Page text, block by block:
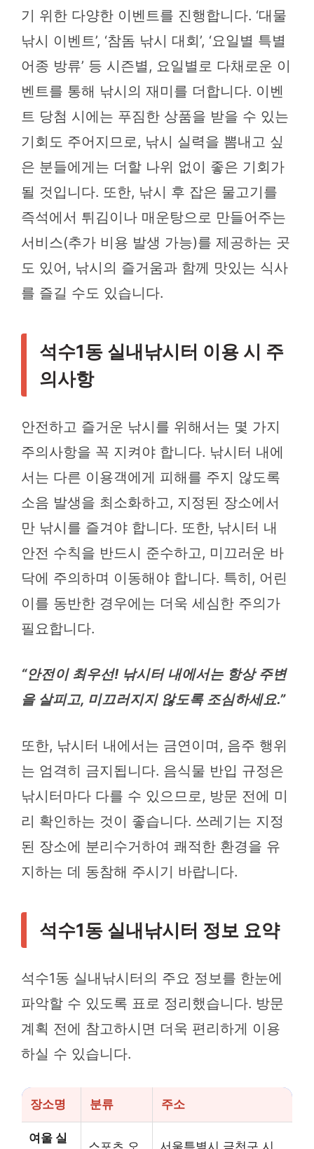
기 위한 다양한 이벤트를 진행합니다. ‘대물
낚시 이벤트’, ‘참돔 낚시 대회’, ‘요일별 특별
어종 방류’ 등 시즌별, 요일별로 다채로운 이
벤트를 통해 낚시의 재미를 더합니다. 이벤
트 당첨 시에는 푸짐한 상품을 받을 수 있는
기회도 주어지므로, 낚시 실력을 뽐내고 싶
은 분들에게는 더할 나위 없이 좋은 기회가
될 것입니다. 또한, 낚시 후 잡은 물고기를
즉석에서 튀김이나 매운탕으로 만들어주는
서비스(추가 비용 발생 가능)를 제공하는 곳
도 있어, 낚시의 즐거움과 함께 맛있는 식사
를 즐길 수도 있습니다.
석수1동 실내낚시터 이용 시 주
의사항
안전하고 즐거운 낚시를 위해서는 몇 가지
주의사항을 꼭 지켜야 합니다. 낚시터 내에
서는 다른 이용객에게 피해를 주지 않도록
소음 발생을 최소화하고, 지정된 장소에서
만 낚시를 즐겨야 합니다. 또한, 낚시터 내
안전 수칙을 반드시 준수하고, 미끄러운 바
닥에 주의하며 이동해야 합니다. 특히, 어린
이를 동반한 경우에는 더욱 세심한 주의가
필요합니다.
“안전이 최우선! 낚시터 내에서는 항상 주변
을 살피고, 미끄러지지 않도록 조심하세요.”
또한, 낚시터 내에서는 금연이며, 음주 행위
는 엄격히 금지됩니다. 음식물 반입 규정은
낚시터마다 다를 수 있으므로, 방문 전에 미
리 확인하는 것이 좋습니다. 쓰레기는 지정
된 장소에 분리수거하여 쾌적한 환경을 유
지하는 데 동참해 주시기 바랍니다.
석수1동 실내낚시터 정보 요약
석수1동 실내낚시터의 주요 정보를 한눈에
파악할 수 있도록 표로 정리했습니다. 방문
계획 전에 참고하시면 더욱 편리하게 이용
하실 수 있습니다.
장소명 분류 주소
여울 실
스포츠,오 서울특별시 금천구 시